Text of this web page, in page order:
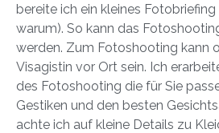
bereite ich ein kleines Fotobriefing
warum). So kann das
werden. Zum Fotoshooting kann
Visagistin vor Ort sein. Ich
des Fotoshooting die für Sie
Gestiken und den besten
achte ich auf kleine Details zu